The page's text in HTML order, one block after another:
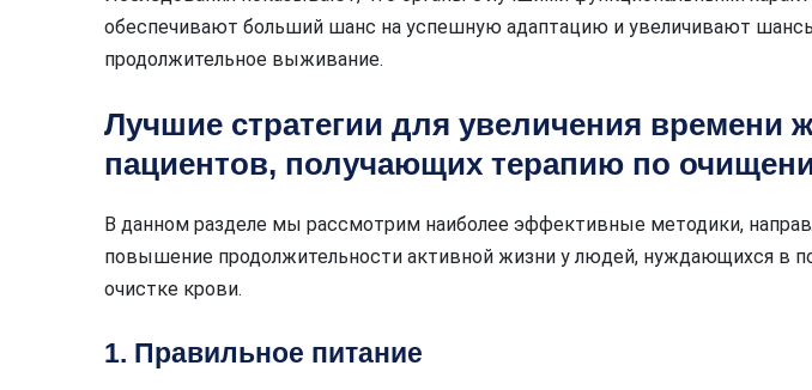
обеспечивают больший шанс на успешную адаптацию и увеличивают
продолжительное выживание.
Лучшие стратегии для увеличения времени
пациентов, получающих терапию по
В данном разделе мы рассмотрим наиболее эффективные методики,
повышение продолжительности активной жизни у людей, нуждающихся в
очистке крови.
1. Правильное питание